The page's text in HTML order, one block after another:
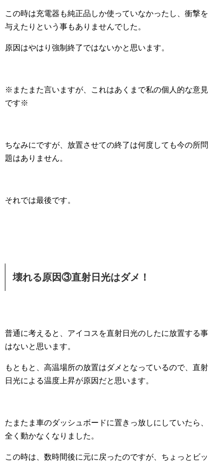
この時は充電器も純正品しか使っていなかったし、衝撃を
与えたりという事もありませんでした。
原因はやはり強制終了ではないかと思います。
※またまた言いますが、これはあくまで私の個人的な意見
です※
ちなみにですが、放置させての終了は何度しても今の所問
題はありません。
それでは最後です。
壊れる原因③直射日光はダメ！
普通に考えると、アイコスを直射日光のしたに放置する事
はないと思います。
もともと、高温場所の放置はダメとなっているので、直射
日光による温度上昇が原因だと思います。
たまたま車のダッシュボードに置きっ放しにしていたら、
全く動かなくなりました。
この時は、数時間後に元に戻ったのですが、ちょっとビッ